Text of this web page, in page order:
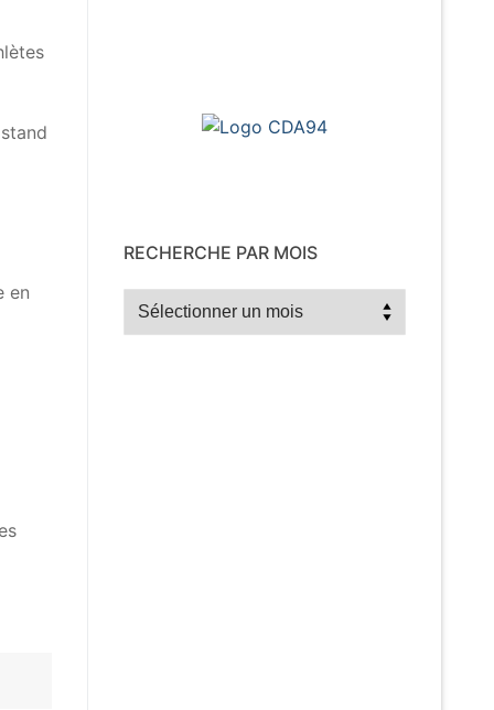
en
RECHERCHE PAR MOIS
Recherche